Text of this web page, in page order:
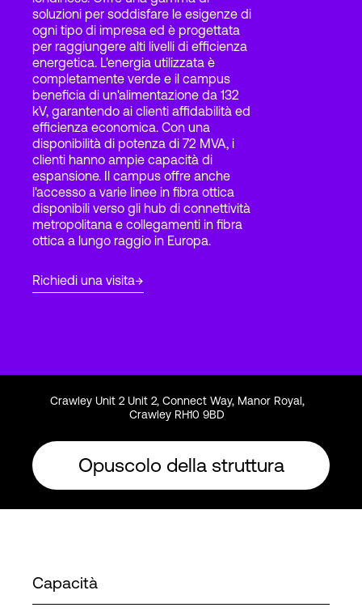
Accesso
soluzioni per soddisfare le esigenze di
ogni tipo di impresa ed è progettata
per raggiungere alti livelli di efficienza
energetica. L'energia utilizzata è
completamente verde e il campus
beneficia di un'alimentazione da 132
kV, garantendo ai clienti affidabilità ed
efficienza economica. Con una
disponibilità di potenza di 72 MVA, i
clienti hanno ampie capacità di
espansione. Il campus offre anche
l'accesso a varie linee in fibra ottica
disponibili verso gli hub di connettività
metropolitana e collegamenti in fibra
ottica a lungo raggio in Europa.
Richiedi una visita
Crawley Unit 2 Unit 2, Connect Way, Manor Royal,
Crawley RH10 9BD
Opuscolo della struttura
Capacità